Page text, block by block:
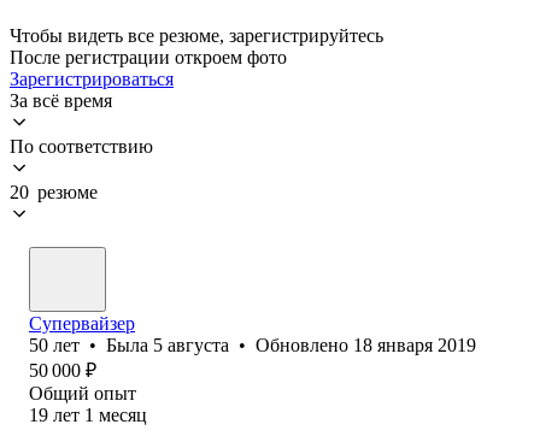
Чтобы видеть все резюме, зарегистрируйтесь
После регистрации откроем фото
Зарегистрироваться
За всё время
По соответствию
20 резюме
Супервайзер
50 лет • Была 5 августа • Обновлено 18 января 2019
50 000 ₽
Общий опыт
19 лет 1 месяц